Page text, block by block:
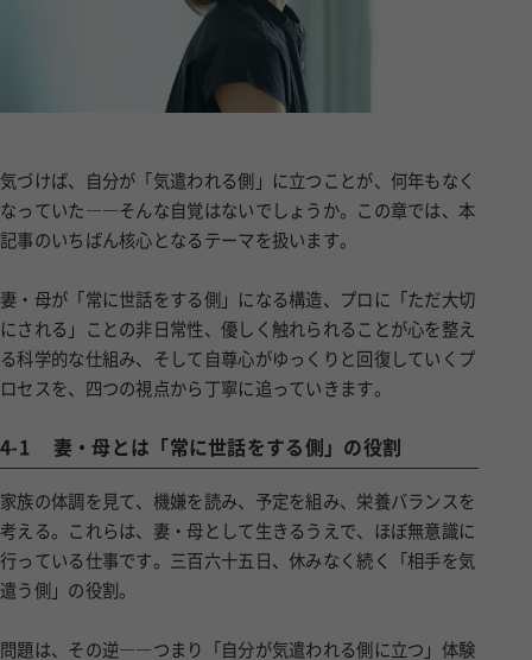
気づけば、自分が「気遣われる側」に立つことが、何年もなく
なっていた――そんな自覚はないでしょうか。この章では、本
記事のいちばん核心となるテーマを扱います。
妻・母が「常に世話をする側」になる構造、プロに「ただ大切
にされる」ことの非日常性、優しく触れられることが心を整え
る科学的な仕組み、そして自尊心がゆっくりと回復していくプ
ロセスを、四つの視点から丁寧に追っていきます。
4-1 妻・母とは「常に世話をする側」の役割
家族の体調を見て、機嫌を読み、予定を組み、栄養バランスを
考える。これらは、妻・母として生きるうえで、ほぼ無意識に
行っている仕事です。三百六十五日、休みなく続く「相手を気
遣う側」の役割。
問題は、その逆――つまり「自分が気遣われる側に立つ」体験